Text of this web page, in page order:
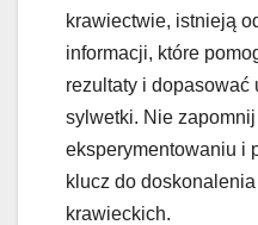
krawiectwie, istnieją
informacji, które
rezultaty i dopasować
sylwetki. Nie
eksperymentowaniu i
klucz do
krawieckich.